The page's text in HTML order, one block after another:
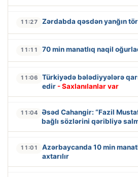
11:27 Zərdabda qəsdən yanğın
11:11 70 min manatlıq naqil
11:06
Türkiyədə bələdiyyələrə
edir - Saxlanılanlar var
11:04
Əsəd Cahangir: “Fazil
bağlı sözlərini qəribliyə
11:01
Azərbaycanda 10 min
axtarılır